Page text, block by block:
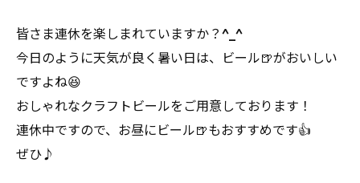
皆さま連休を楽しまれていますか？^_^
今日のように天気が良く暑い日は、ビール🍺がおいしい
ですよね😆
おしゃれなクラフトビールをご用意しております！
連休中ですので、お昼にビール🍺もおすすめです👍
ぜひ♪